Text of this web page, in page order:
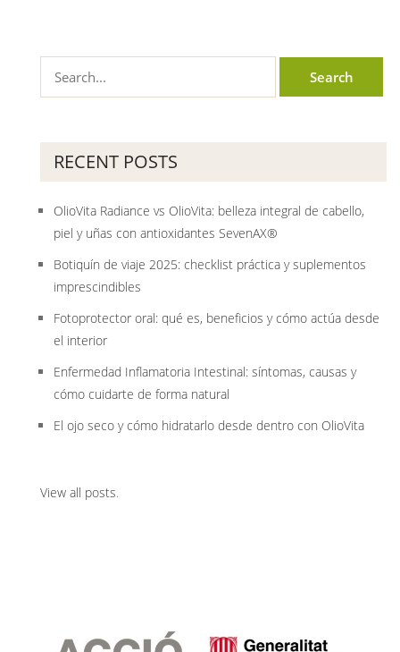
RECENT POSTS
OlioVita Radiance vs OlioVita: belleza integral de cabello,
piel y uñas con antioxidantes SevenAX®
Botiquín de viaje 2025: checklist práctica y suplementos
imprescindibles
Fotoprotector oral: qué es, beneficios y cómo actúa desde
el interior
Enfermedad Inflamatoria Intestinal: síntomas, causas y
cómo cuidarte de forma natural
El ojo seco y cómo hidratarlo desde dentro con OlioVita
View all posts.